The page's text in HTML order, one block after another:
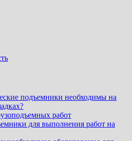
подъемники необходимы на
работ
для выполнения работ на